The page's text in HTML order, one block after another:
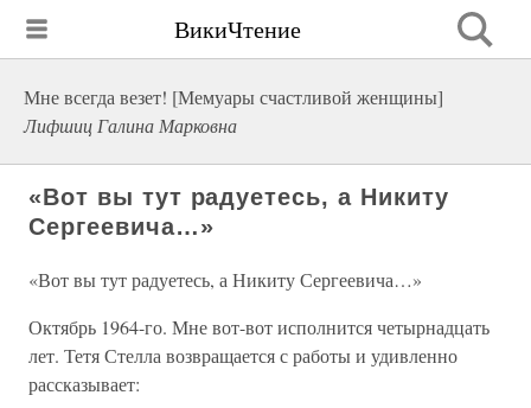
ВикиЧтение
Мне всегда везет! [Мемуары счастливой женщины]
Лифшиц Галина Марковна
«Вот вы тут радуетесь, а Никиту
Сергеевича…»
«Вот вы тут радуетесь, а Никиту Сергеевича…»
Октябрь 1964-го. Мне вот-вот исполнится четырнадцать
лет. Тетя Стелла возвращается с работы и удивленно
рассказывает: